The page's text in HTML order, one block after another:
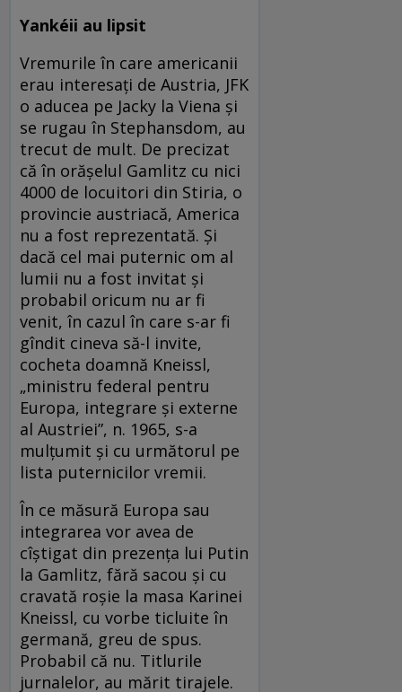
Yankéii au lipsit
Vremurile în care americanii
erau interesați de Austria, JFK
o aducea pe Jacky la Viena și
se rugau în Stephansdom, au
trecut de mult. De precizat
că în orășelul Gamlitz cu nici
4000 de locuitori din Stiria, o
provincie austriacă, America
nu a fost reprezentată. Și
dacă cel mai puternic om al
lumii nu a fost invitat și
probabil oricum nu ar fi
venit, în cazul în care s-ar fi
gîndit cineva să-l invite,
cocheta doamnă Kneissl,
„ministru federal pentru
Europa, integrare și externe
al Austriei”, n. 1965, s-a
mulțumit și cu următorul pe
lista puternicilor vremii.
În ce măsură Europa sau
integrarea vor avea de
cîștigat din prezența lui Putin
la Gamlitz, fără sacou și cu
cravată roșie la masa Karinei
Kneissl, cu vorbe ticluite în
germană, greu de spus.
Probabil că nu. Titlurile
jurnalelor, au mărit tirajele.